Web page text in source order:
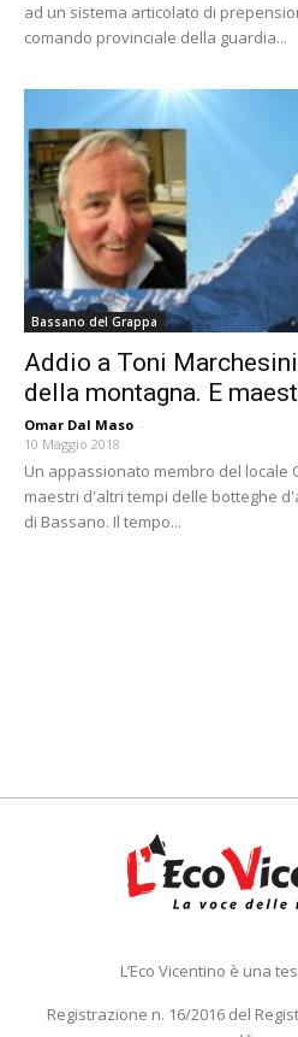
ad un sistema articolato di
comando provinciale della guardia...
Bassano del Grappa
Addio a Toni
della montagna. E
Omar Dal Maso -
10 Maggio 2018
Un appassionato membro del locale
maestri d'altri tempi delle botteghe
di Bassano. Il tempo...
L’Eco Vicentino è una
Registrazione n. 16/2016 del